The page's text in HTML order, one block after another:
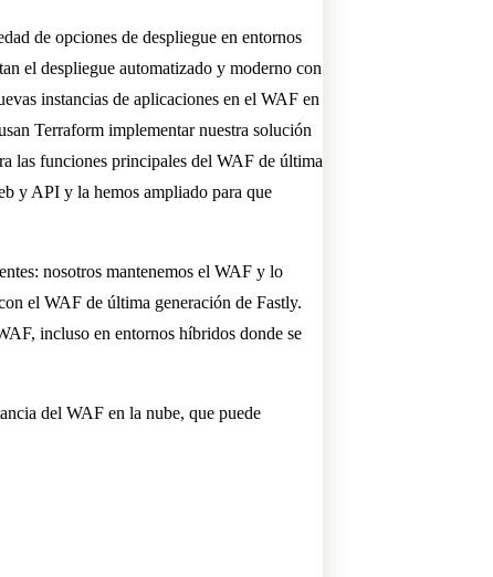
de opciones de despliegue en entornos
el despliegue automatizado y moderno con
instancias de aplicaciones en el WAF en
Terraform implementar nuestra solución
las funciones principales del WAF de última
y API y la hemos ampliado para que
nosotros mantenemos el WAF y lo
el WAF de última generación de Fastly.
incluso en entornos híbridos donde se
del WAF en la nube, que puede